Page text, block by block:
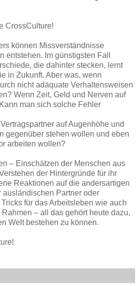
CrossCulture!
können Missverständnisse
entstehen. Im günstigsten Fall
die dahinter stecken, lernt
in Zukunft. Aber was, wenn
nicht adäquate Verhaltensweisen
Wenn Zeit, Geld und Nerven auf
man sich solche Fehler
auf Augenhöhe und
gegenüber stehen wollen und eben
arbeiten wollen?
– Einschätzen der Menschen aus
der Hintergründe für ihr
Reaktionen auf die andersartigen
ausländischen Partner oder
für das Arbeitsleben wie auch
– all das gehört heute dazu,
Welt bestehen zu können.